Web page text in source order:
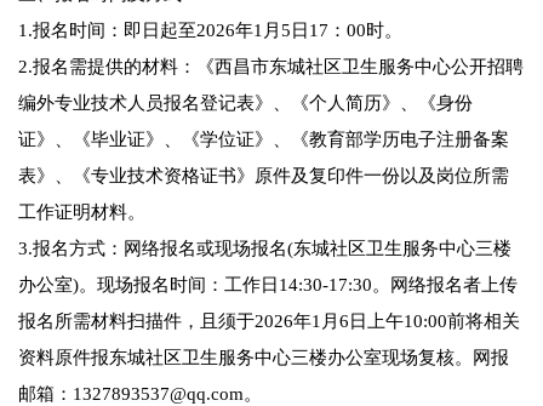
1.报名时间：即日起至2026年1月5日17：00时。
2.报名需提供的材料：《西昌市东城社区卫生服务中心公开招聘
编外专业技术人员报名登记表》、《个人简历》、《身份
证》、《毕业证》、《学位证》、《教育部学历电子注册备案
表》、《专业技术资格证书》原件及复印件一份以及岗位所需
工作证明材料。
3.报名方式：网络报名或现场报名(东城社区卫生服务中心三楼
办公室)。现场报名时间：工作日14:30-17:30。网络报名者上传
报名所需材料扫描件，且须于2026年1月6日上午10:00前将相关
资料原件报东城社区卫生服务中心三楼办公室现场复核。网报
邮箱：1327893537@qq.com。